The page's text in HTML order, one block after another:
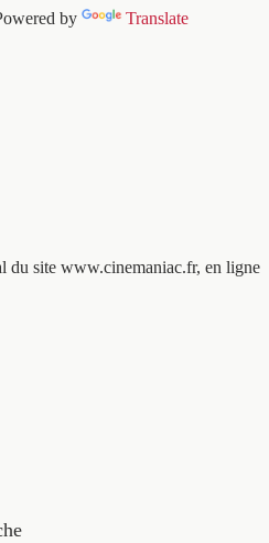
by Translate
du site www.cinemaniac.fr, en ligne